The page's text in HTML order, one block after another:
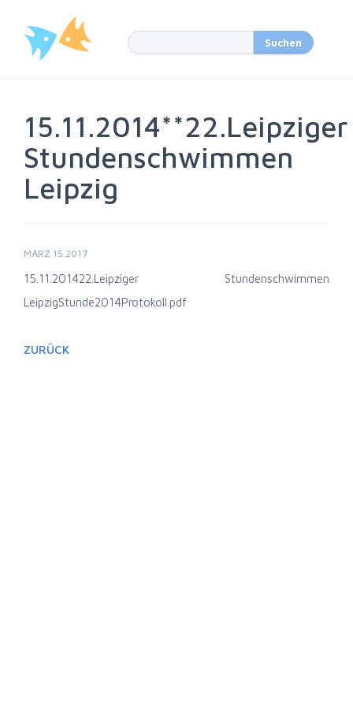
15.11.2014**22.Leipziger
Stundenschwimmen
Leipzig
MÄRZ 15 2017
15.11.201422.Leipziger Stundenschwimmen
LeipzigStunde2014Protokoll.pdf
ZURÜCK